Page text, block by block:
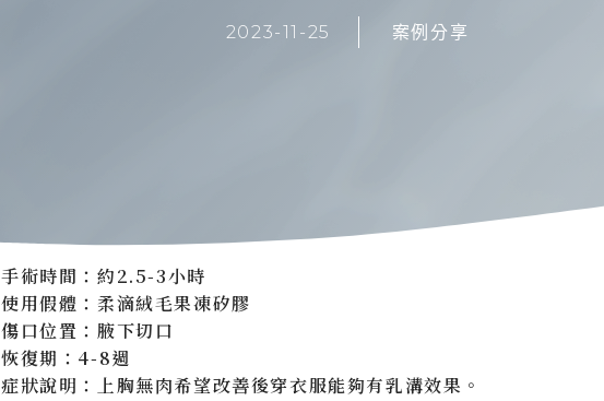
2023-11-25 案例分享
手術時間：約2.5-3小時
使用假體：柔滴絨毛果凍矽膠
傷口位置：腋下切口
恢復期：4-8週
症狀說明：上胸無肉希望改善後穿衣服能夠有乳溝效果。